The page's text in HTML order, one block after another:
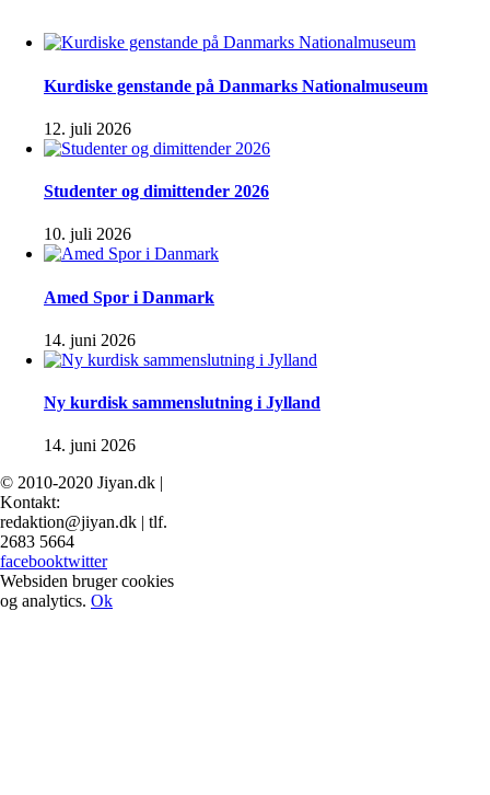
Kurdiske genstande på Danmarks Nationalmuseum
12. juli 2026
Studenter og dimittender 2026
10. juli 2026
Amed Spor i Danmark
14. juni 2026
Ny kurdisk sammenslutning i Jylland
14. juni 2026
© 2010-2020 Jiyan.dk |
Kontakt:
redaktion@jiyan.dk | tlf.
2683 5664
facebooktwitter
Websiden bruger cookies
og analytics. Ok